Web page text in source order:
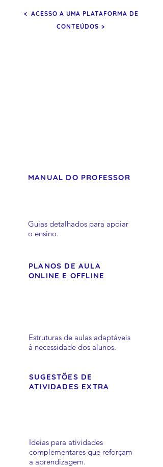
< ACESSO A UMA PLATAFORMA DE
CONTEÚDOS >
MANUAL DO PROFESSOR
Guias detalhados para apoiar
o ensino.
PLANOS DE AULA
ONLINE E OFFLINE
Estruturas de aulas adaptáveis
à necessidade dos alunos.
SUGESTÕES DE
ATIVIDADES EXTRA
Ideias para atividades
complementares que reforçam
a aprendizagem.